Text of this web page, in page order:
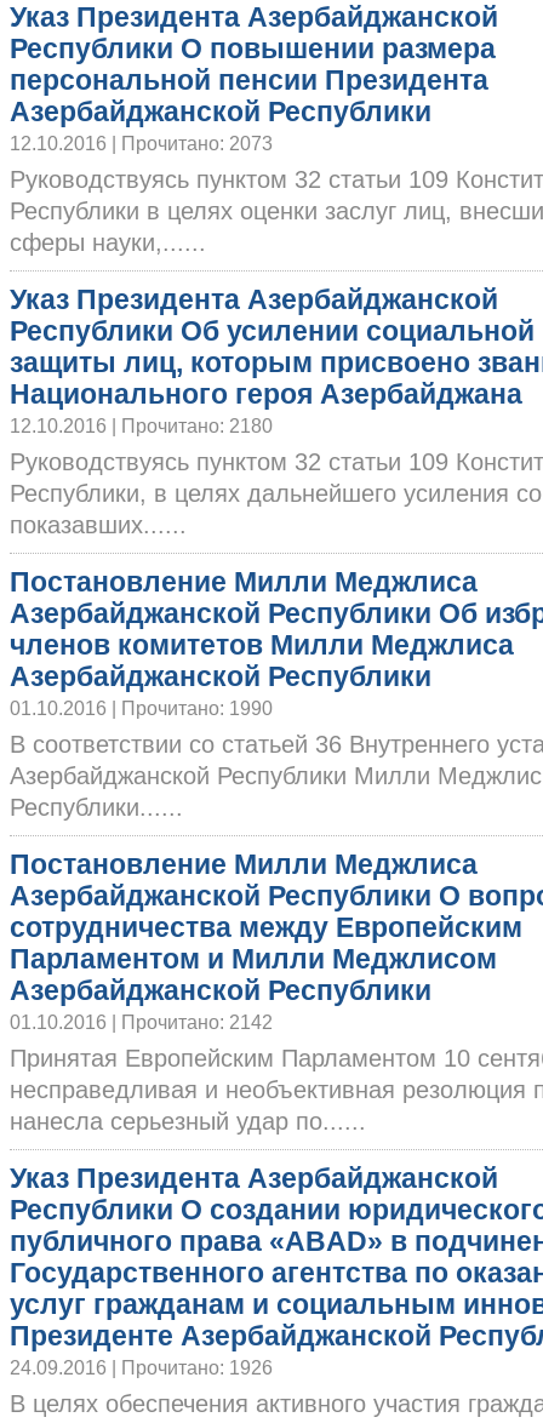
Указ Президента Азербайджанской
Республики О повышении размера
персональной пенсии Президента
Азербайджанской Республики
12.10.2016 | Прочитано: 2073
Руководствуясь пунктом 32 статьи 109
Республики в целях оценки заслуг лиц,
сферы науки,......
Указ Президента Азербайджанской
Республики Об усилении социальной
защиты лиц, которым присвоено
Национального героя Азербайджана
12.10.2016 | Прочитано: 2180
Руководствуясь пунктом 32 статьи 109
Республики, в целях дальнейшего усиления
показавших......
Постановление Милли Меджлиса
Азербайджанской Республики Об
членов комитетов Милли Меджлиса
Азербайджанской Республики
01.10.2016 | Прочитано: 1990
В соответствии со статьей 36 Внутреннего
Азербайджанской Республики Милли
Республики......
Постановление Милли Меджлиса
Азербайджанской Республики О
сотрудничества между Европейским
Парламентом и Милли Меджлисом
Азербайджанской Республики
01.10.2016 | Прочитано: 2142
Принятая Европейским Парламентом 10
несправедливая и необъективная резолюция
нанесла серьезный удар по......
Указ Президента Азербайджанской
Республики О создании
публичного права «ABAD» в
Государственного агентства по
услуг гражданам и социальным
Президенте Азербайджанской
24.09.2016 | Прочитано: 1926
В целях обеспечения активного участия